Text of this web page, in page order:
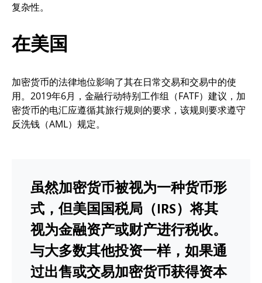
复杂性。
在美国
加密货币的法律地位影响了其在日常交易和交易中的使
用。2019年6月，金融行动特别工作组（FATF）建议，加
密货币的电汇应遵循其旅行规则的要求，该规则要求遵守
反洗钱（AML）规定。
虽然加密货币被视为一种货币形
式，但美国国税局（IRS）将其
视为金融资产或财产进行税收。
与大多数其他投资一样，如果通
过出售或交易加密货币获得资本